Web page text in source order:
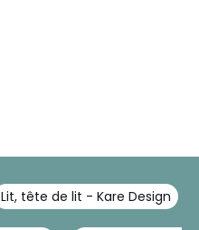
Lit, tête de lit - Kare Design